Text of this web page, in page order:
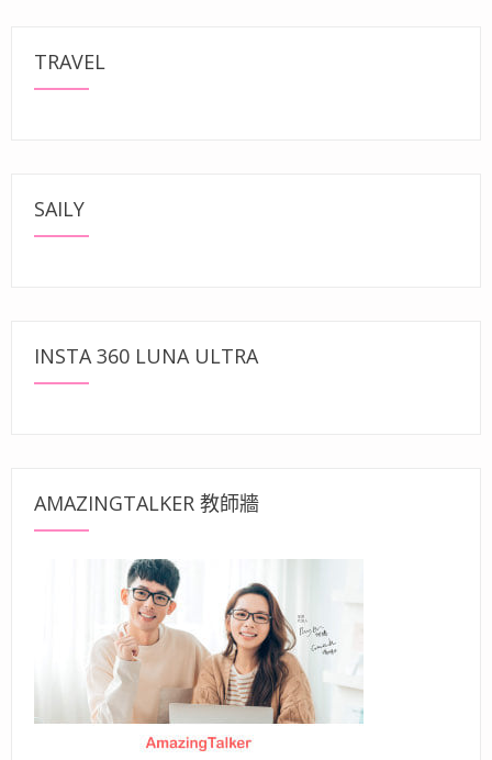
TRAVEL
SAILY
INSTA 360 LUNA ULTRA
AMAZINGTALKER 教師牆